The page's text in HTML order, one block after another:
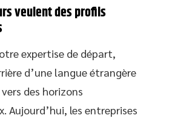
veulent des profils
expertise de départ,
d’une langue étrangère
des horizons
Aujourd’hui, les entreprises